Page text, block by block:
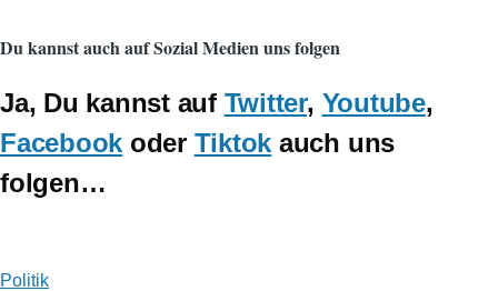
Du kannst auch auf Sozial Medien uns folgen
Ja, Du kannst auf Twitter, Youtube,
Facebookoder Tiktokauch uns
folgen…
Politik